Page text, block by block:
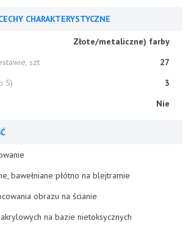
CHARAKTERYSTYCZNE
Złote/metaliczne) farby
szt
27
5)
3
Nie
bawełniane płótno na blejtramie
obrazu na ścianie
na bazie nietoksycznych